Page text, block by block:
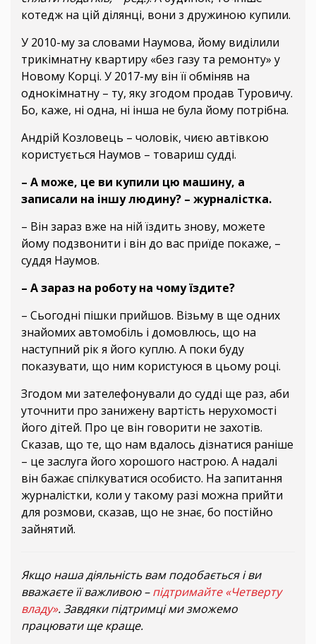
котедж на цій ділянці, вони з дружиною купили.
У 2010-му за словами Наумова, йому виділили
трикімнатну квартиру «без газу та ремонту» у
Новому Корці. У 2017-му він її обміняв на
однокімнатну – ту, яку згодом продав Туровичу.
Бо, каже, ні одна, ні інша не була йому потрібна.
Андрій Козловець – чоловік, чиєю автівкою
користується Наумов – товариш судді.
– А може, це ви купили цю машину, а
записали на іншу людину? – журналістка.
– Він зараз вже на ній їздить знову, можете
йому подзвонити і він до вас приїде покаже, –
суддя Наумов.
– А зараз на роботу на чому їздите?
– Сьогодні пішки прийшов. Візьму в ще одних
знайомих автомобіль і домовлюсь, що на
наступний рік я його куплю. А поки буду
показувати, що ним користуюся в цьому році.
Згодом ми зателефонували до судді ще раз, аби
уточнити про занижену вартість нерухомості
його дітей. Про це він говорити не захотів.
Сказав, що те, що нам вдалось дізнатися раніше
– це заслуга його хорошого настрою. А надалі
він бажає спілкуватися особисто. На запитання
журналістки, коли у такому разі можна прийти
для розмови, сказав, що не знає, бо постійно
зайнятий.
Якщо наша діяльність вам подобається і ви
вважаєте її важливою –підтримайте «Четверту
владу». Завдяки підтримці ми зможемо
працювати ще краще.